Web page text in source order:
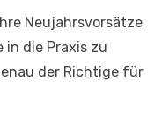
Neujahrsvorsätze
in die Praxis zu
der Richtige für